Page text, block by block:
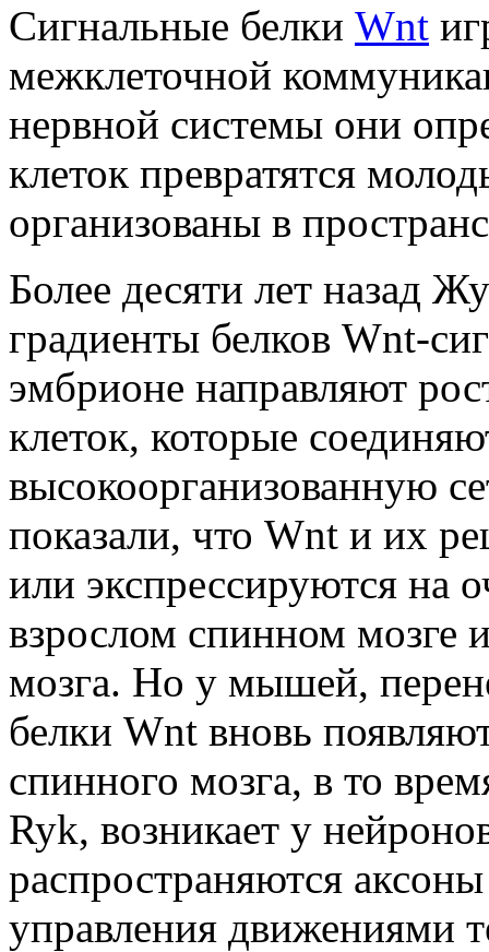
Сигнальные белки Wnt
межклеточной
нервной системы они
клеток превратятся
организованы в
Более десяти лет назад
градиенты белков Wnt-
эмбрионе направляют
клеток, которые
высокоорганизованную
показали, что Wnt и их
или экспрессируются на
взрослом спинном мозге
мозга. Но у мышей,
белки Wnt вновь
спинного мозга, в то
Ryk, возникает у
распространяются
управления движениями